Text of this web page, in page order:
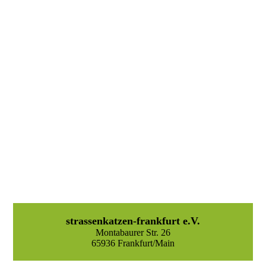
strassenkatzen-frankfurt e.V.
Montabaurer Str. 26
65936 Frankfurt/Main